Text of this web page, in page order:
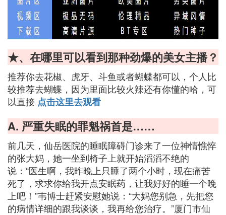
★、在哪里可以看到那种劲爆的美女主播？
推荐你去花椒、虎牙、斗鱼或者蝴蝶都可以，个人比
较推荐去蝴蝶，因为里面比较火辣还有你懂的哈，可
以直接 点击这里去观看
A. 严重失眠的罪魁祸首是……
前几天，仙岳医院的睡眠障碍门诊来了一位神情憔悴
的张大妈，她一坐到椅子上就开始滔滔不绝的
说：“医生啊，我昨晚上只睡了两个小时，现在痛苦
死了，求求你给我开点安眠药，让我好好的睡一个晚
上吧！”韦博士赶紧安慰她说：“大妈您别急，先把您
的病情详细的跟我谈谈，我再给您治疗。”厦门市仙